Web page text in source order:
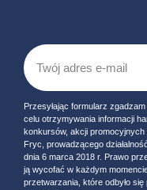
Przesyłając formularz
celu otrzymywania informacji
konkursów, akcji
Fryc, prowadzącego
dnia 6 marca 2018 r. Prawo
ją wycofać w każdym
przetwarzania, które odbyło